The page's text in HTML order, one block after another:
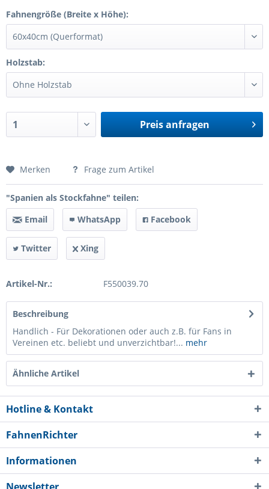
Fahnengröße (Breite x Höhe):
Holzstab:
Preis anfragen
Preis anfragen
Merken Frage zum Artikel
"Spanien als Stockfahne" teilen:
Email
WhatsApp Facebook
Twitter Xing
Artikel-Nr.: F550039.70
Beschreibung
Handlich - Für Dekorationen oder auch z.B. für Fans in
Vereinen etc. beliebt und unverzichtbar!... mehr
Ähnliche Artikel
Hotline & Kontakt
FahnenRichter
Informationen